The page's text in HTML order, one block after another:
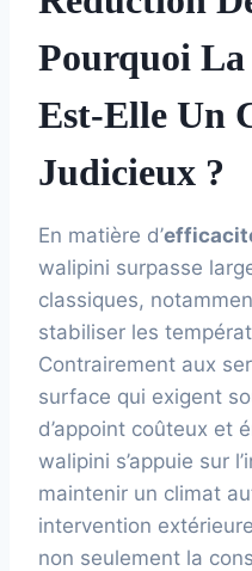
Pourquoi
Est-Elle Un
Judicieux ?
En matière d’
walipini surpasse
classiques,
stabiliser les
Contrairement aux
surface qui exigent
d’appoint coûteux et
walipini s’appuie sur
maintenir un climat
intervention
non seulement la